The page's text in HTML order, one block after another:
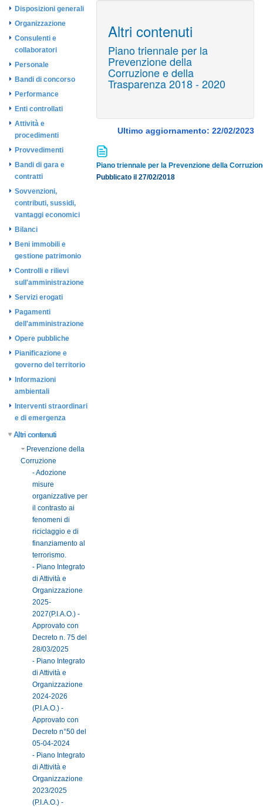
Disposizioni generali
Organizzazione
Consulenti e
collaboratori
Personale
Bandi di concorso
Performance
Enti controllati
Attività e
procedimenti
Provvedimenti
Bandi di gara e
contratti
Sovvenzioni,
contributi, sussidi,
vantaggi economici
Bilanci
Beni immobili e
gestione patrimonio
Controlli e rilievi
sull'amministrazione
Servizi erogati
Pagamenti
dell'amministrazione
Opere pubbliche
Pianificazione e
governo del territorio
Informazioni
ambientali
Interventi straordinari
e di emergenza
Altri contenuti
Prevenzione della
Corruzione
- Adozione
misure
organizzative per
il contrasto ai
fenomeni di
riciclaggio e di
finanziamento al
terrorismo.
- Piano Integrato
di Attività e
Organizzazione
2025-
2027(P.I.A.O.) -
Approvato con
Decreto n. 75 del
28/03/2025
- Piano Integrato
di Attività e
Organizzazione
2024-2026
(P.I.A.O.) -
Approvato con
Decreto n°50 del
05-04-2024
- Piano Integrato
di Attività e
Organizzazione
2023/2025
(P.I.A.O.) -
Altri contenuti
Piano triennale per la
Prevenzione della
Corruzione e della
Trasparenza 2018 - 2020
Ultimo aggiornamento: 22/02/2023
Piano triennale per la Prevenzione della
Pubblicato il 27/02/2018